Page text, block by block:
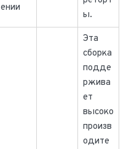
ении
ы.
Эта
сборка
подде
ржива
ет
высоко
произв
одите